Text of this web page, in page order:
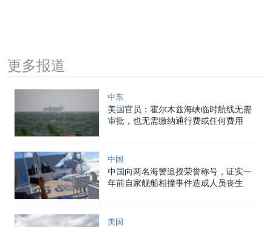
更多报道
中东
美国官员：霍尔木兹海峡临时航线无需
审批，也无需缴纳通行费或任何费用
中国
中国向两名海警追授荣誉称号，证实一
年前自家舰船相撞事件造成人员丧生
美国